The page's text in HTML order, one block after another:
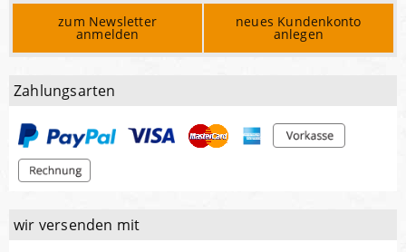
zum Newsletter
anmelden
neues Kundenkonto
anlegen
Zahlungsarten
wir versenden mit